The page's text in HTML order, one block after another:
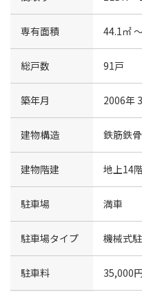
専有面積 44.1㎡
総戸数 91戸
築年月 2006年
建物構造 鉄筋鉄
建物階建 地上14
駐車場 満車
駐車場タイプ 機械式
駐車料 35,000